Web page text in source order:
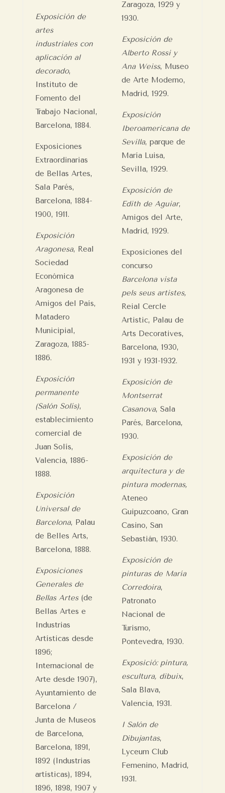
Exposición de
artes
industriales con
aplicación al
decorado,
Instituto de
Fomento del
Trabajo Nacional,
Barcelona, 1884.
Exposiciones
Extraordinarias
de Bellas Artes,
Sala Parés,
Barcelona, 1884-
1900, 1911.
Exposición
Aragonesa, Real
Sociedad
Económica
Aragonesa de
Amigos del País,
Matadero
Municipial,
Zaragoza, 1885-
1886.
Exposición
permanente
(Salón Solís),
establecimiento
comercial de
Juan Solís,
Valencia, 1886-
1888.
Exposición
Universal de
Barcelona, Palau
de Belles Arts,
Barcelona, 1888.
Exposiciones
Generales de
Bellas Artes(de
Bellas Artes e
Industrias
Artísticas desde
1896;
Internacional de
Arte desde 1907),
Ayuntamiento de
Barcelona /
Junta de Museos
de Barcelona,
Barcelona, 1891,
1892 (Industrias
artísticas), 1894,
1896, 1898, 1907 y
Zaragoza, 1929 y
1930.
Exposición de
Alberto Rossi y
Ana Weiss, Museo
de Arte Moderno,
Madrid, 1929.
Exposición
Iberoamericana de
Sevilla, parque de
María Luisa,
Sevilla, 1929.
Exposición de
Edith de Aguiar,
Amigos del Arte,
Madrid, 1929.
Exposiciones del
concurso
Barcelona vista
pels seus artistes,
Reial Cercle
Artistic, Palau de
Arts Decoratives,
Barcelona, 1930,
1931 y 1931-1932.
Exposición de
Montserrat
Casanova, Sala
Parés, Barcelona,
1930.
Exposición de
arquitectura y de
pintura modernas,
Ateneo
Guipuzcoano, Gran
Casino, San
Sebastián, 1930.
Exposición de
pinturas de María
Corredoira,
Patronato
Nacional de
Turismo,
Pontevedra, 1930.
Exposició: pintura,
escultura, dibuix,
Sala Blava,
Valencia, 1931.
I Salón de
Dibujantas,
Lyceum Club
Femenino, Madrid,
1931.